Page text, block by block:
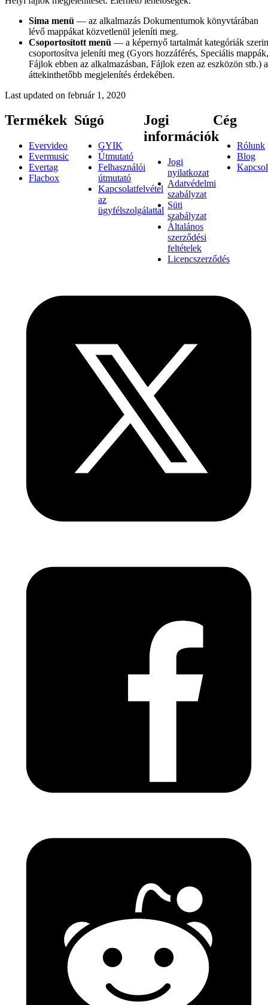
Sima menü — az alkalmazás Dokumentumok könyvtárában
lévő mappákat közvetlenül jeleníti meg.
Csoportosított menü — a képernyő tartalmát kategóriák
csoportosítva jeleníti meg (Gyors hozzáférés, Speciális mappák,
Fájlok ebben az alkalmazásban, Fájlok ezen az eszközön stb.)
áttekinthetőbb megjelenítés érdekében.
Last updated on február 1, 2020
Termékek
Evervideo
Evermusic
Evertag
Flacbox
Súgó
GYIK
Útmutató
Felhasználói
útmutató
Kapcsolatfelvétel
az
ügyfélszolgálattal
Jogi
információk
Jogi
nyilatkozat
Adatvédelmi
szabályzat
Süti
szabályzat
Általános
szerződési
feltételek
Licencszerződés
Cég
Rólunk
Blog